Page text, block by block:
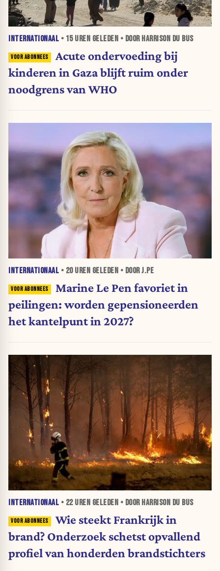
INTERNATIONAAL • 15 UREN GELEDEN • DOOR HARRISON DU BUS
Acute ondervoeding bij
kinderen in Gaza blijft ruim onder
noodgrens van WHO
INTERNATIONAAL • 20 UREN GELEDEN • DOOR J.PE
Marine Le Pen favoriet in
peilingen: worden gepensioneerden
het kantelpunt in 2027?
INTERNATIONAAL • 22 UREN GELEDEN • DOOR HARRISON DU BUS
Wie steekt Frankrijk in
brand? Onderzoek schetst opvallend
profiel van honderden brandstichters